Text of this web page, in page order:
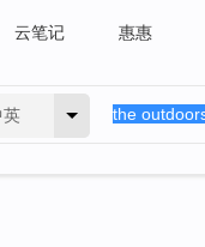
云笔记 惠惠
英